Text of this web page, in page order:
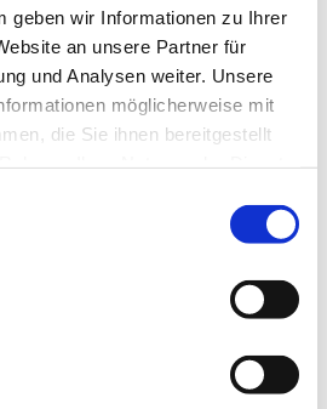
geben wir Informationen zu Ihrer
an unsere Partner für
und Analysen weiter. Unsere
möglicherweise mit
die Sie ihnen bereitgestellt
2027, 14:00